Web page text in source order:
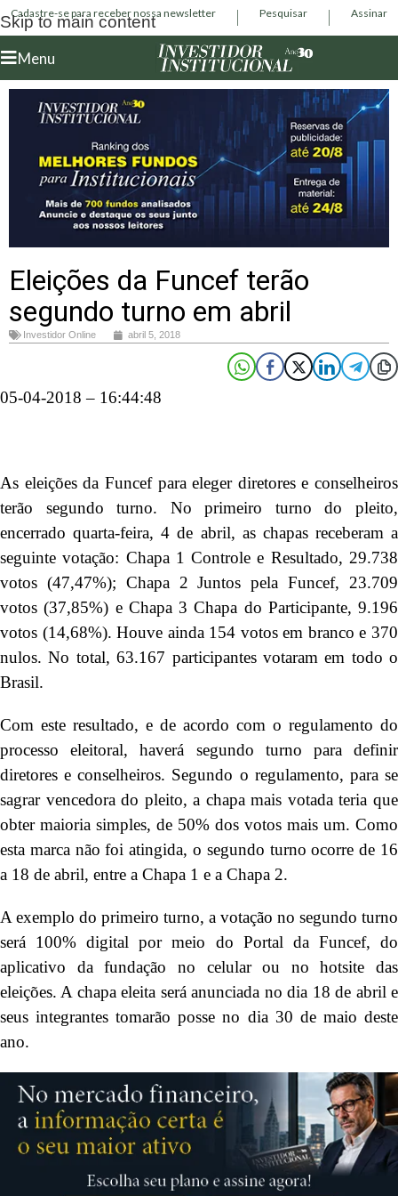
Skip to main content
Cadastre-se para receber nossa newsletter Pesquisar Assinar
Menu
Eleições da Funcef terão
segundo turno em abril
Investidor Online abril 5, 2018
05-04-2018 – 16:44:48
As eleições da Funcef para eleger diretores e conselheiros
terão segundo turno. No primeiro turno do pleito,
encerrado quarta-feira, 4 de abril, as chapas receberam a
seguinte votação: Chapa 1 Controle e Resultado, 29.738
votos (47,47%); Chapa 2 Juntos pela Funcef, 23.709
votos (37,85%) e Chapa 3 Chapa do Participante, 9.196
votos (14,68%). Houve ainda 154 votos em branco e 370
nulos. No total, 63.167 participantes votaram em todo o
Brasil.
Com este resultado, e de acordo com o regulamento do
processo eleitoral, haverá segundo turno para definir
diretores e conselheiros. Segundo o regulamento, para se
sagrar vencedora do pleito, a chapa mais votada teria que
obter maioria simples, de 50% dos votos mais um. Como
esta marca não foi atingida, o segundo turno ocorre de 16
a 18 de abril, entre a Chapa 1 e a Chapa 2.
A exemplo do primeiro turno, a votação no segundo turno
será 100% digital por meio do Portal da Funcef, do
aplicativo da fundação no celular ou no hotsite das
eleições. A chapa eleita será anunciada no dia 18 de abril e
seus integrantes tomarão posse no dia 30 de maio deste
ano.